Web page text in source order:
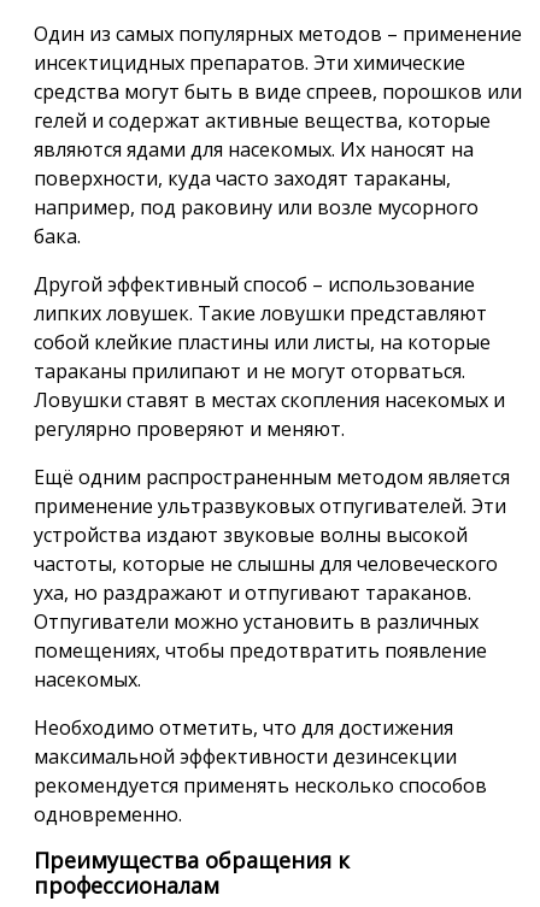
Один из самых популярных методов – применение
инсектицидных препаратов. Эти химические
средства могут быть в виде спреев, порошков или
гелей и содержат активные вещества, которые
являются ядами для насекомых. Их наносят на
поверхности, куда часто заходят тараканы,
например, под раковину или возле мусорного
бака.
Другой эффективный способ – использование
липких ловушек. Такие ловушки представляют
собой клейкие пластины или листы, на которые
тараканы прилипают и не могут оторваться.
Ловушки ставят в местах скопления насекомых и
регулярно проверяют и меняют.
Ещё одним распространенным методом является
применение ультразвуковых отпугивателей. Эти
устройства издают звуковые волны высокой
частоты, которые не слышны для человеческого
уха, но раздражают и отпугивают тараканов.
Отпугиватели можно установить в различных
помещениях, чтобы предотвратить появление
насекомых.
Необходимо отметить, что для достижения
максимальной эффективности дезинсекции
рекомендуется применять несколько способов
одновременно.
Преимущества обращения к
профессионалам